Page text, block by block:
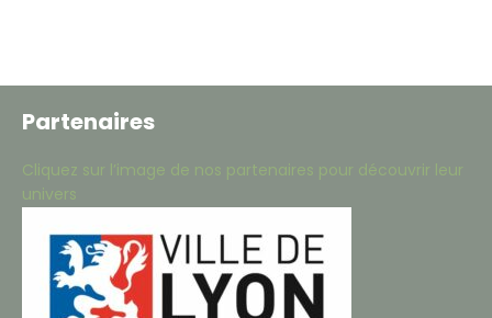
Partenaires
Cliquez sur l’image de nos partenaires pour découvrir leur
univers